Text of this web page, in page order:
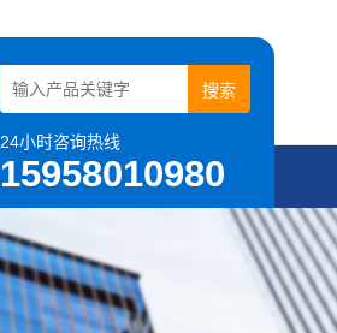
24小时咨询热线
15958010980